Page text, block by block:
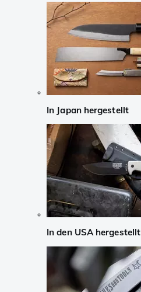
In Japan hergestellt
In den USA hergestellt